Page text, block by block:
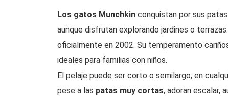
Los gatos Munchkin conquistan por sus
aunque disfrutan explorando jardines o
oficialmente en 2002. Su temperamento
ideales para familias con niños.
El pelaje puede ser corto o semilargo, en
pese a las patas muy cortas, adoran escalar,